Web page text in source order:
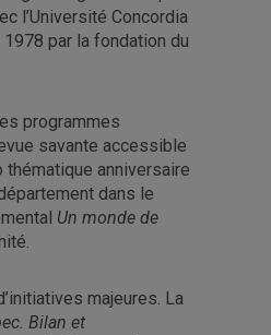
l’Université Concordia
par la fondation du
programmes
savante accessible
thématique anniversaire
dans le
Un monde de
majeures. La
Bilan et